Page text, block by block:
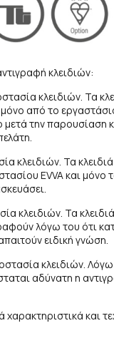
κλειδιών:
κλειδιών. Τα
από το
μετά την παρουσίαση
κλειδιών. Τα
EVVA και μόνο
κλειδιών. Τα
λόγω του ότι
ειδική γνώση.
κλειδιών.
αδύνατη η
χαρακτηριστικά και